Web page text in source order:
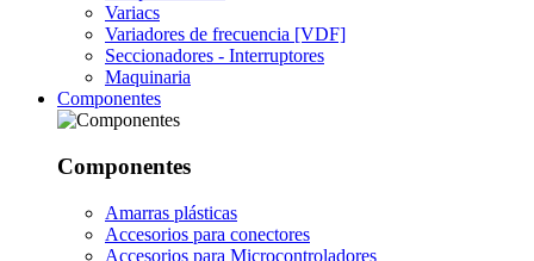
Variacs
Variadores de frecuencia [VDF]
Seccionadores - Interruptores
Maquinaria
Componentes
Componentes
Amarras plásticas
Accesorios para conectores
Accesorios para Microcontroladores